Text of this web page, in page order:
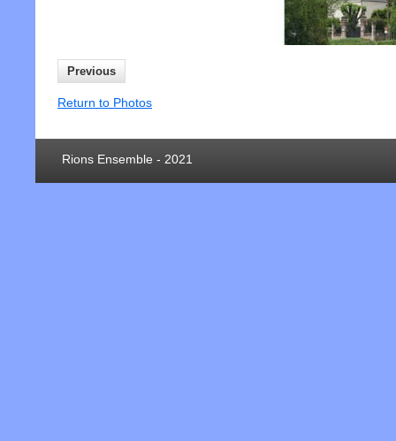
Previous
Return to Photos
Rions Ensemble - 2021